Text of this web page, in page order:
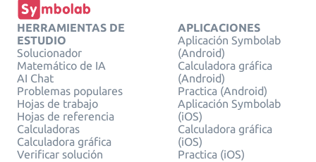
HERRAMIENTAS DE
ESTUDIO
Solucionador
Matemático de IA
AI Chat
Problemas populares
Hojas de trabajo
Hojas de referencia
Calculadoras
Calculadora gráfica
Verificar solución
APLICACIONES
Aplicación Symbolab
(Android)
Calculadora gráfica
(Android)
Practica (Android)
Aplicación Symbolab
(iOS)
Calculadora gráfica
(iOS)
Practica (iOS)